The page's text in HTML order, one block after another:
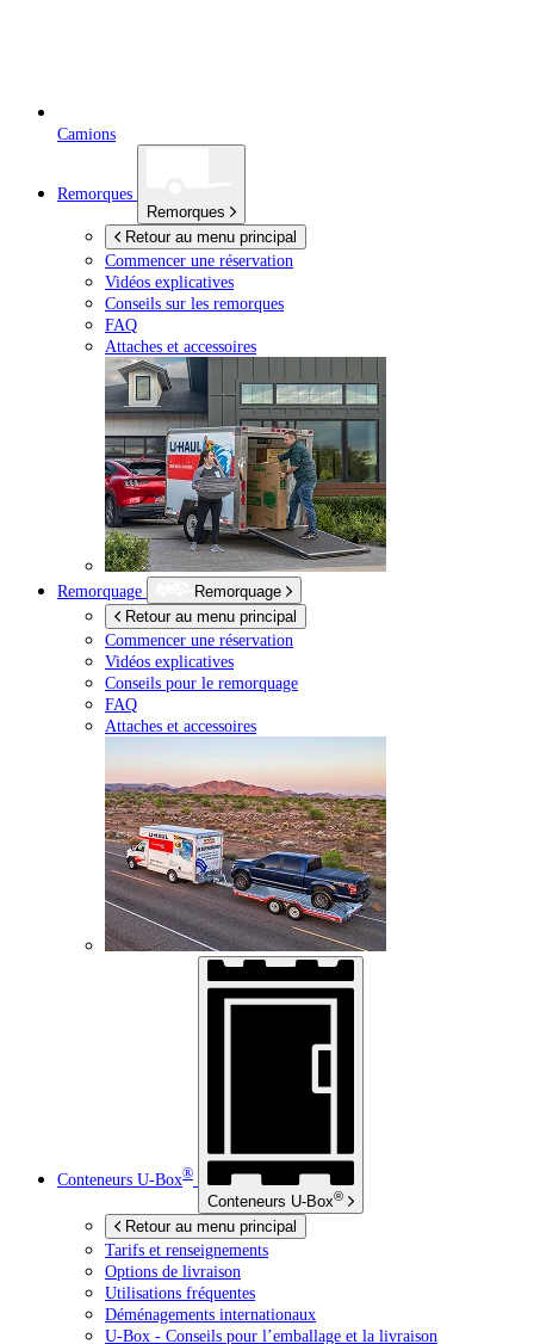
Camions
Remorques
Remorques
Retour au menu principal
Commencer une réservation
Vidéos explicatives
Conseils sur les remorques
FAQ
Attaches et accessoires
Remorquage
Remorquage
Retour au menu principal
Commencer une réservation
Vidéos explicatives
Conseils pour le remorquage
FAQ
Attaches et accessoires
Conteneurs U-Box®
Conteneurs U-Box®
Retour au menu principal
Tarifs et renseignements
Options de livraison
Utilisations fréquentes
Déménagements internationaux
U-Box - Conseils pour l’emballage et la livraison